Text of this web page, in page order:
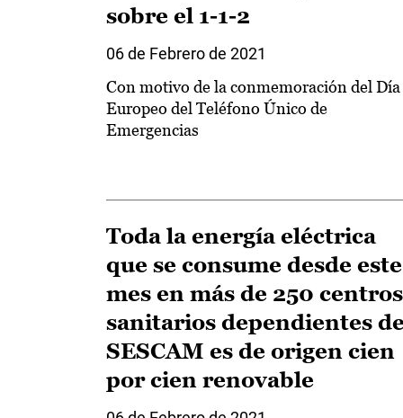
sobre el 1-1-2
06 de Febrero de 2021
Con motivo de la conmemoración del Día
Europeo del Teléfono Único de
Emergencias
Toda la energía eléctrica
que se consume desde este
mes en más de 250 centros
sanitarios dependientes
SESCAM es de origen cien
por cien renovable